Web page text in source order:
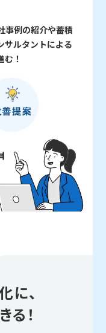
事例の紹介や蓄積
サルタントによる
む！
に、
る！